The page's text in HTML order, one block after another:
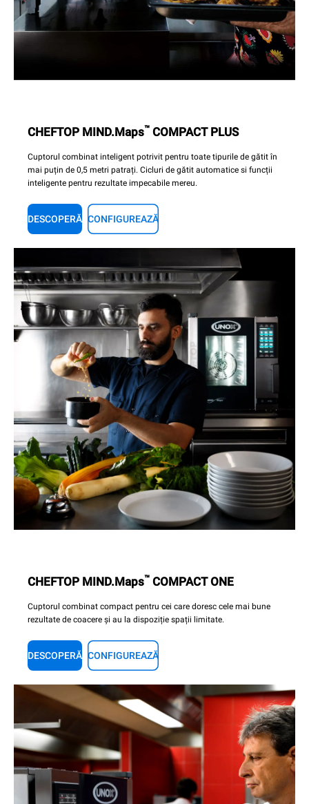
CHEFTOP MIND.Maps™ COMPACT PLUS
Cuptorul combinat inteligent potrivit pentru toate tipurile de gătit în
mai puțin de 0,5 metri patrați. Cicluri de gătit automatice si funcții
inteligente pentru rezultate impecabile mereu.
DESCOPERĂ CONFIGUREAZĂ
CHEFTOP MIND.Maps™ COMPACT ONE
Cuptorul combinat compact pentru cei care doresc cele mai bune
rezultate de coacere și au la dispoziție spații limitate.
DESCOPERĂ CONFIGUREAZĂ